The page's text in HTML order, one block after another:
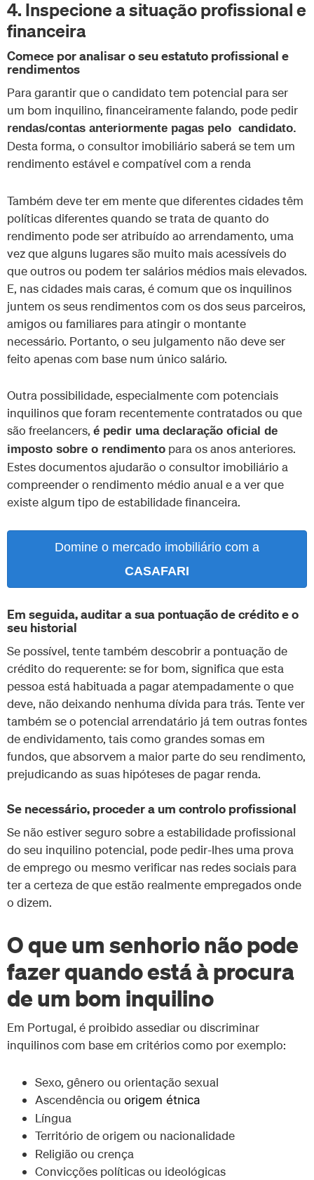
4. Inspecione a situação profissional e
financeira
Comece por analisar o seu estatuto profissional e
rendimentos
Para garantir que o candidato tem potencial para ser
um bom inquilino, financeiramente falando, pode pedir
rendas/contas anteriormente pagas pelo candidato.
Desta forma, o consultor imobiliário saberá se tem um
rendimento estável e compatível com a renda
Também deve ter em mente que diferentes cidades têm
políticas diferentes quando se trata de quanto do
rendimento pode ser atribuído ao arrendamento, uma
vez que alguns lugares são muito mais acessíveis do
que outros ou podem ter salários médios mais elevados.
E, nas cidades mais caras, é comum que os inquilinos
juntem os seus rendimentos com os dos seus parceiros,
amigos ou familiares para atingir o montante
necessário. Portanto, o seu julgamento não deve ser
feito apenas com base num único salário.
Outra possibilidade, especialmente com potenciais
inquilinos que foram recentemente contratados ou que
são freelancers, é pedir uma declaração oficial de
imposto sobre o rendimento para os anos anteriores.
Estes documentos ajudarão o consultor imobiliário a
compreender o rendimento médio anual e a ver que
existe algum tipo de estabilidade financeira.
Domine o mercado imobiliário com a
CASAFARI
Em seguida, auditar a sua pontuação de crédito e o
seu historial
Se possível, tente também descobrir a pontuação de
crédito do requerente: se for bom, significa que esta
pessoa está habituada a pagar atempadamente o que
deve, não deixando nenhuma dívida para trás. Tente ver
também se o potencial arrendatário já tem outras fontes
de endividamento, tais como grandes somas em
fundos, que absorvem a maior parte do seu rendimento,
prejudicando as suas hipóteses de pagar renda.
Se necessário, proceder a um controlo profissional
Se não estiver seguro sobre a estabilidade profissional
do seu inquilino potencial, pode pedir-lhes uma prova
de emprego ou mesmo verificar nas redes sociais para
ter a certeza de que estão realmente empregados onde
o dizem.
O que um senhorio não pode
fazer quando está à procura
de um bom inquilino
Em Portugal, é proibido assediar ou discriminar
inquilinos com base em critérios como por exemplo:
Sexo, gênero ou orientação sexual
Ascendência ou origem étnica
Língua
Território de origem ou nacionalidade
Religião ou crença
Convicções políticas ou ideológicas